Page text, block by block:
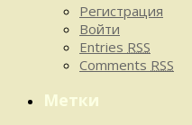
Регистрация
Войти
Entries RSS
Comments RSS
Метки